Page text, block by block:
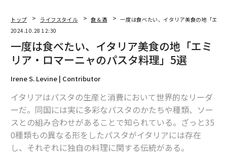
トップ ライフスタイル 食＆酒
一度は食べたい、イタリア美食の地「エミ
2024.10.28 12:30
一度は食べたい、イタリア美食の地「エミ
リア・ロマーニャのパスタ料理」5選
Irene S. Levine | Contributor
イタリアはパスタの生産と消費において世界的なリーダ
ーだ。同国には実に多彩なパスタのかたちや種類、ソー
スとの組み合わせがあることで知られている。ざっと35
0種類もの異なる形をしたパスタがイタリアには存在
し、それぞれに独自の料理に関する伝統がある。